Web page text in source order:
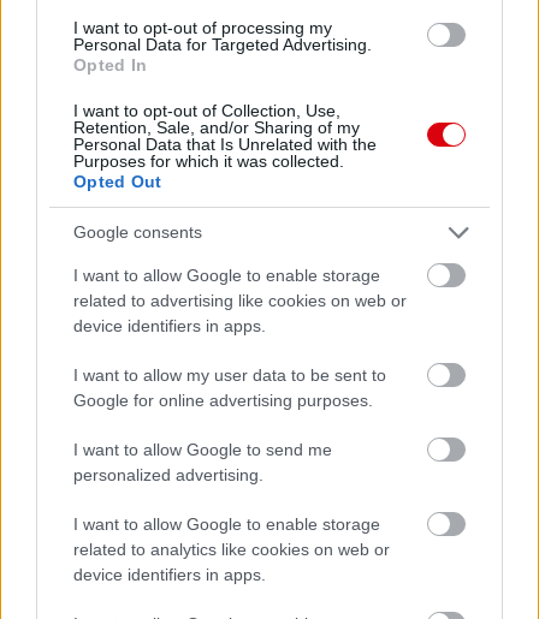
I want to opt-out of processing my
Personal Data for Targeted Advertising.
Opted In
I want to opt-out of Collection, Use,
Retention, Sale, and/or Sharing of my
Personal Data that Is Unrelated with the
Purposes for which it was collected.
Opted Out
Google consents
I want to allow Google to enable storage
related to advertising like cookies on web or
device identifiers in apps.
I want to allow my user data to be sent to
Google for online advertising purposes.
I want to allow Google to send me
personalized advertising.
I want to allow Google to enable storage
related to analytics like cookies on web or
device identifiers in apps.
Meccs Center
Leeds UnitedvsManchester
United
Felkészülési szezon 5. mérkőzés
Croke Park, Dublin
2 nap 13 óra 18 perc 44 másodperc